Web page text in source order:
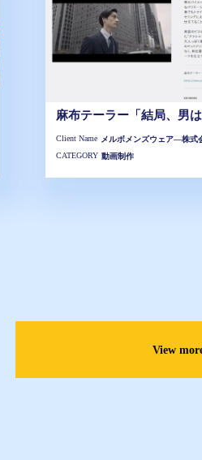
麻布テーラー「結局、男
Client Name メルボメンズウェア―株式
CATEGORY 動画制作
View